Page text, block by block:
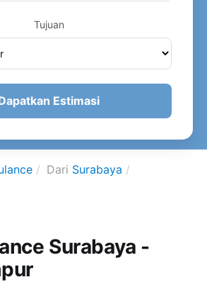
Tujuan
Estimasi
Dari Surabaya
Surabaya -